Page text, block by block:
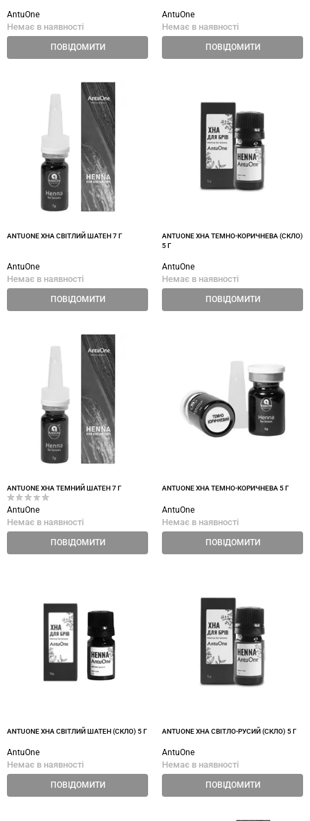
AntuOne
Немає в наявності
ПОВІДОМИТИ
AntuOne
Немає в наявності
ПОВІДОМИТИ
ANTUONE ХНА СВІТЛИЙ ШАТЕН 7 Г
AntuOne
Немає в наявності
ПОВІДОМИТИ
ANTUONE ХНА ТЕМНО-КОРИЧНЕВА (СКЛО)
5 Г
AntuOne
Немає в наявності
ПОВІДОМИТИ
ANTUONE ХНА ТЕМНИЙ ШАТЕН 7 Г
AntuOne
Немає в наявності
ПОВІДОМИТИ
ANTUONE ХНА ТЕМНО-КОРИЧНЕВА 5 Г
AntuOne
Немає в наявності
ПОВІДОМИТИ
ANTUONE ХНА СВІТЛИЙ ШАТЕН (СКЛО) 5 Г
AntuOne
Немає в наявності
ПОВІДОМИТИ
ANTUONE ХНА СВІТЛО-РУСИЙ (СКЛО) 5 Г
AntuOne
Немає в наявності
ПОВІДОМИТИ